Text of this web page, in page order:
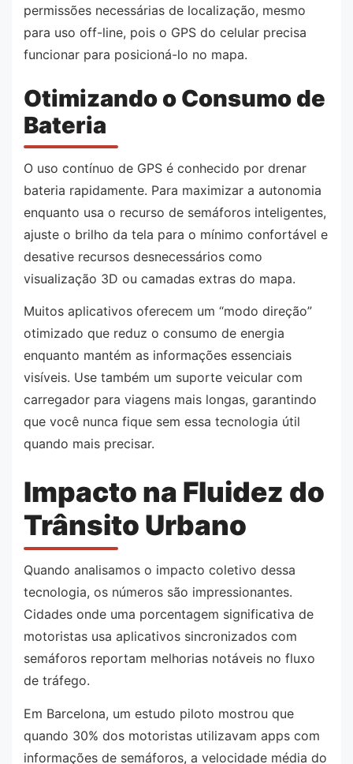
permissões necessárias de localização, mesmo
para uso off-line, pois o GPS do celular precisa
funcionar para posicioná-lo no mapa.
Otimizando o Consumo de
Bateria
O uso contínuo de GPS é conhecido por drenar
bateria rapidamente. Para maximizar a autonomia
enquanto usa o recurso de semáforos inteligentes,
ajuste o brilho da tela para o mínimo confortável e
desative recursos desnecessários como
visualização 3D ou camadas extras do mapa.
Muitos aplicativos oferecem um “modo direção”
otimizado que reduz o consumo de energia
enquanto mantém as informações essenciais
visíveis. Use também um suporte veicular com
carregador para viagens mais longas, garantindo
que você nunca fique sem essa tecnologia útil
quando mais precisar.
Impacto na Fluidez do
Trânsito Urbano
Quando analisamos o impacto coletivo dessa
tecnologia, os números são impressionantes.
Cidades onde uma porcentagem significativa de
motoristas usa aplicativos sincronizados com
semáforos reportam melhorias notáveis no fluxo
de tráfego.
Em Barcelona, um estudo piloto mostrou que
quando 30% dos motoristas utilizavam apps com
informações de semáforos, a velocidade média do